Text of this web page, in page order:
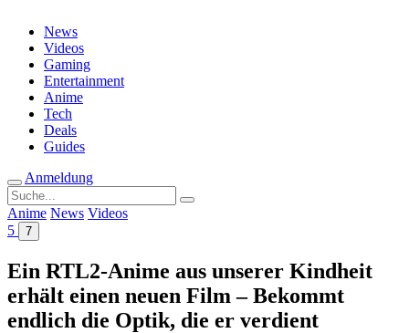
News
Videos
Gaming
Entertainment
Anime
Tech
Deals
Guides
Anmeldung
Suche
nach:
Anime News Videos
5
7
Ein RTL2-Anime aus unserer Kindheit
erhält einen neuen Film – Bekommt
endlich die Optik, die er verdient